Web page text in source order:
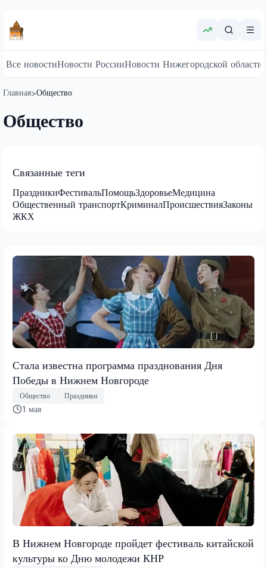
Все новостиНовости РоссииНовости Нижегородской области
Главная>Общество
Общество
Связанные теги
ПраздникиФестивальПомощьЗдоровьеМедицина
Общественный транспортКриминалПроисшествияЗаконы
ЖКХ
Стала известна программа празднования Дня
Победы в Нижнем Новгороде
Общество Праздники
1 мая
В Нижнем Новгороде пройдет фестиваль китайской
культуры ко Дню молодежи КНР